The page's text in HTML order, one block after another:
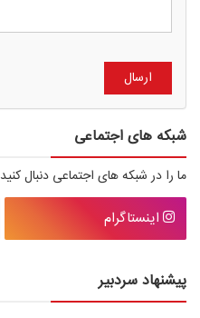
شبکه های اجتماعی
ما را در شبکه های اجتماعی دنبال کنید
اینستاگرام
پیشنهاد سردبیر